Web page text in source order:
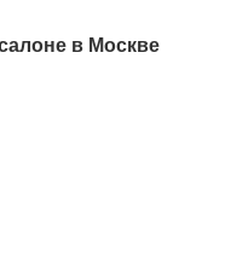
в Москве